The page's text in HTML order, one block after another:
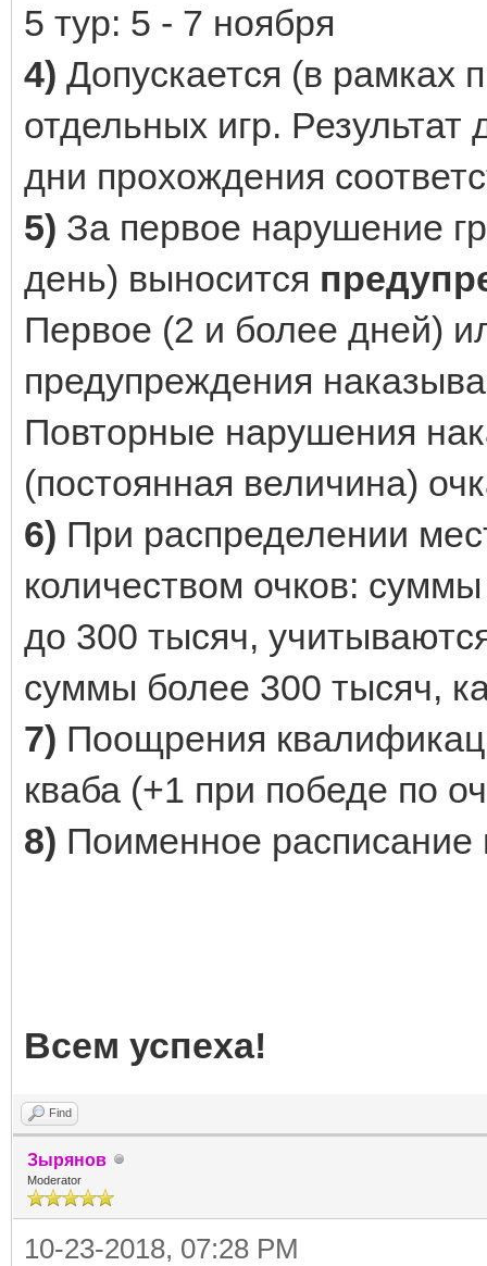
5 тур: 5 - 7 ноября
4) Допускается (в рамках
отдельных игр. Результат
дни прохождения
5) За первое нарушение
день) выносится
Первое (2 и более дней)
предупреждения
Повторные нарушения
(постоянная величина)
6) При распределении
количеством очков:
до 300 тысяч,
суммы более 300 тысяч,
7) Поощрения
кваба (+1 при победе по
8) Поименное расписание
Всем успеха!
Find
Зырянов
Moderator
10-23-2018, 07:28 PM